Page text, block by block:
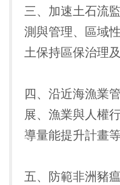
三、加速土石流
測與管理、區域
土保持區保治理
四、沿近海漁業
展、漁業與人權
導量能提升計畫等
五、防範非洲豬